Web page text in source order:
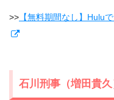
>> 【無料期間なし】Hulu
石川刑事（増田貴